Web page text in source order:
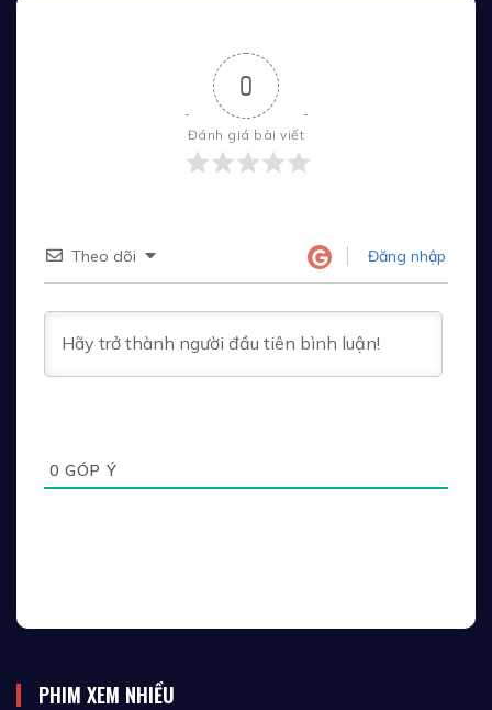
0
Đánh giá bài viết
Theo dõi Đăng nhập
0 GÓP Ý
PHIM XEM NHIỀU